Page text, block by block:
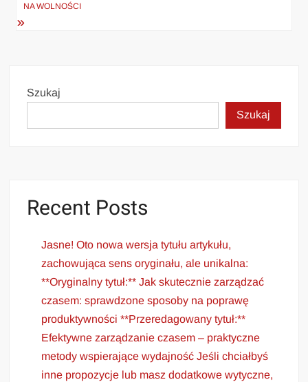
NA WOLNOŚCI
Szukaj
Szukaj
Recent Posts
Jasne! Oto nowa wersja tytułu artykułu,
zachowująca sens oryginału, ale unikalna:
**Oryginalny tytuł:** Jak skutecznie zarządzać
czasem: sprawdzone sposoby na poprawę
produktywności **Przeredagowany tytuł:**
Efektywne zarządzanie czasem – praktyczne
metody wspierające wydajność Jeśli chciałbyś
inne propozycje lub masz dodatkowe wytyczne,